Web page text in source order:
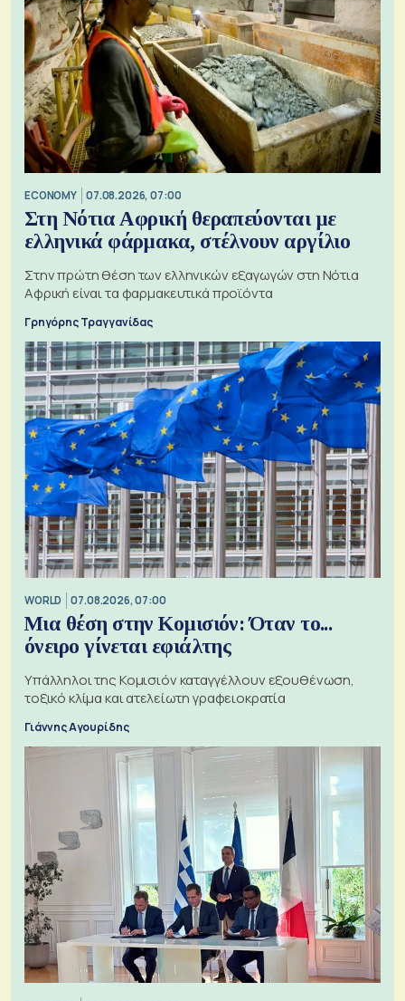
ECONOMY 07.08.2026, 07:00
Στη Νότια Αφρική θεραπεύονται με
ελληνικά φάρμακα, στέλνουν αργίλιο
Στην πρώτη θέση των ελληνικών εξαγωγών στη Νότια
Αφρική είναι τα φαρμακευτικά προϊόντα
Γρηγόρης Τραγγανίδας
WORLD 07.08.2026, 07:00
Μια θέση στην Κομισιόν: Όταν το...
όνειρο γίνεται εφιάλτης
Υπάλληλοι της Κομισιόν καταγγέλλουν εξουθένωση,
τοξικό κλίμα και ατελείωτη γραφειοκρατία
Γιάννης Αγουρίδης